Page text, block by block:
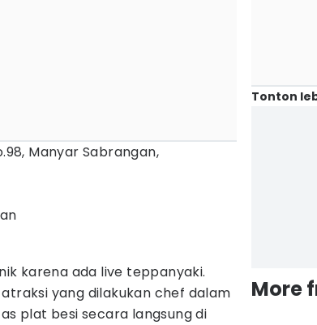
Manyar Sabrangan,
karena ada live teppanyaki.
yang dilakukan chef dalam
plat besi secara langsung di
Tonton
More